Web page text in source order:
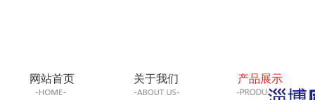
网站首页 关于我们 产品展示